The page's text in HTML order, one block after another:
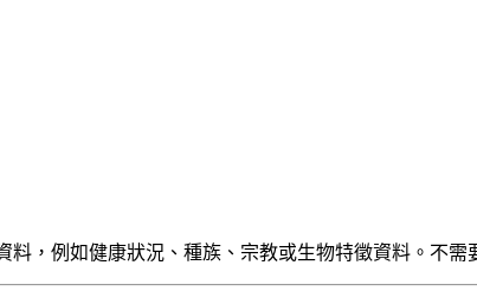
，例如健康狀況、種族、宗教或生物特徵資料。不需